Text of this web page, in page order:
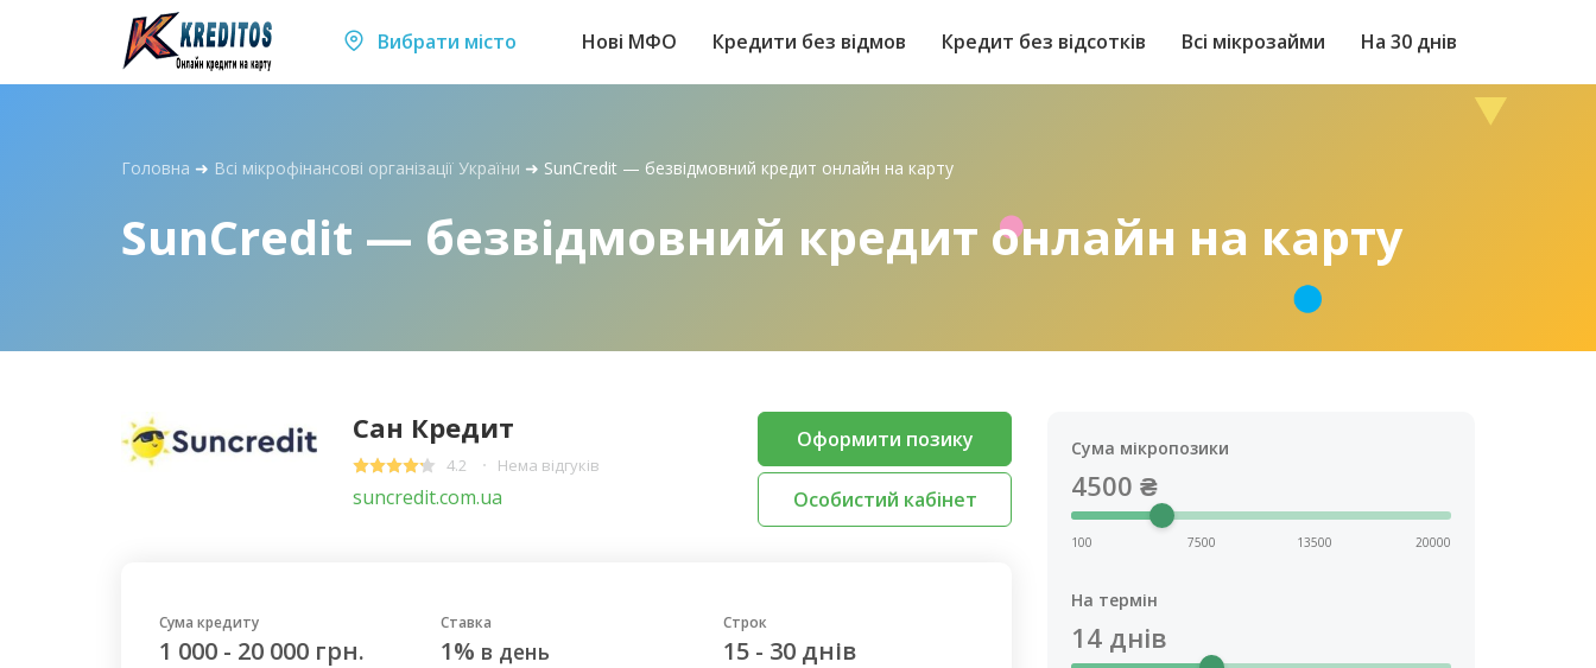
Вибрати місто Нові МФО Кредити без відмов Кредит без відсотків Всі мікрозайми На 30 днів
Головна ➜ Всі мікрофінансові організації України ➜ SunCredit — безвідмовний кредит онлайн на карту
SunCredit — безвідмовний кредит онлайн на карту
Сан Кредит
4.2 Нема відгуків
suncredit.com.ua
Оформити позику
Особистий кабінет
Сума кредиту
1 000 - 20 000 грн.
Ставка
1% в день
Строк
15 - 30 днів
Сума мікропозики
4500 ₴
100 7500 13500 20000
На термін
14 днів